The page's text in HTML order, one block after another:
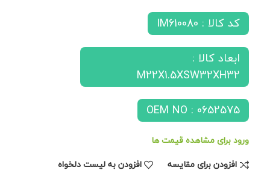
کد کالا : IM610080
ابعاد کالا :
M22X1.5XSW32XH32
OEM NO : 0652575
ورود برای مشاهده قیمت ها
افزودن برای مقایسه
افزودن به لیست دلخواه